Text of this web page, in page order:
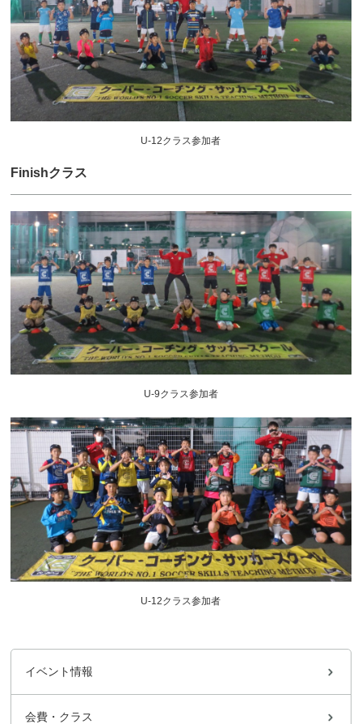
U-12クラス参加者
Finishクラス
U-9クラス参加者
U-12クラス参加者
イベント情報
会費・クラス